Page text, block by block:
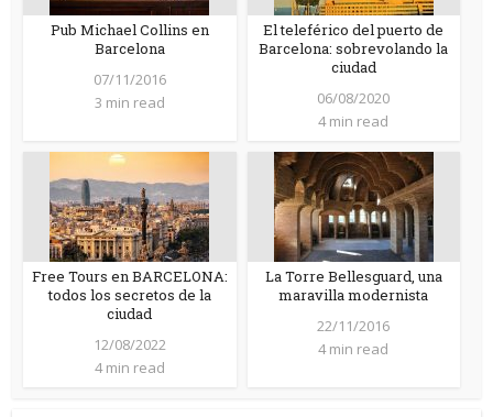
Pub Michael Collins en
Barcelona
07/11/2016
3 min read
El teleférico del puerto de
Barcelona: sobrevolando la
ciudad
06/08/2020
4 min read
Free Tours en BARCELONA:
todos los secretos de la
ciudad
12/08/2022
4 min read
La Torre Bellesguard, una
maravilla modernista
22/11/2016
4 min read